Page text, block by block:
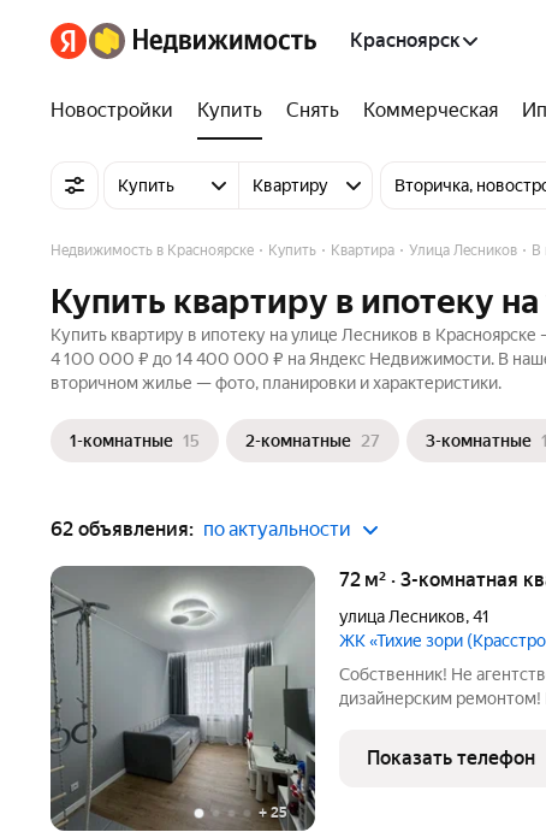
Красноярск
Новостройки Купить Снять Коммерческая
Купить Квартиру Вторичка,
Недвижимость в Красноярске Купить Квартира Улица Лесников В
Купить квартиру в ипотеку
Купить квартиру в ипотеку на улице Лесников в
4 100 000 ₽ до 14 400 000 ₽ на Яндекс Недвижимости. В
вторичном жилье — фото, планировки и характеристики.
1-комнатные 15 2-комнатные 27 3-комнатные
62 объявления: по актуальности
+ 25
72 м² · 3-комнатная
улица Лесников,41
ЖК «Тихие зори
Собственник! Не
дизайнерским ремонтом!
кто хочет приобрести
Показать телефон